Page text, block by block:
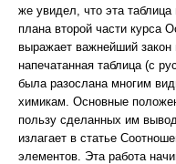
же увидел, что эта таблица
плана второй части курса
выражает важнейший
напечатанная таблица (с
была разослана многим
химикам. Основные
пользу сделанных им
излагает в статье
элементов. Эта работа